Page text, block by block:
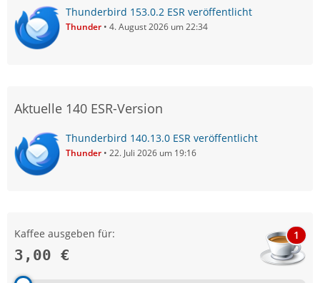
Thunderbird 153.0.2 ESR veröffentlicht
Thunder 4. August 2026 um 22:34
Aktuelle 140 ESR-Version
Thunderbird 140.13.0 ESR veröffentlicht
Thunder 22. Juli 2026 um 19:16
Kaffee ausgeben für:
3,00 €
1